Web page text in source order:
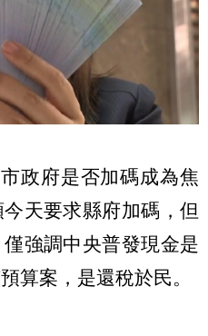
政府是否加碼成為焦
天要求縣府加碼，但
強調中央普發現金是
算案，是還稅於民。